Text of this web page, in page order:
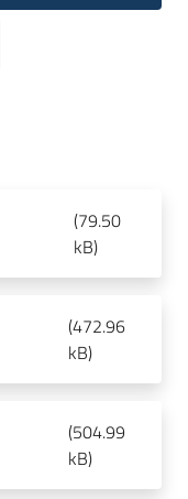
(79.50
kB)
(472.96
kB)
(504.99
kB)